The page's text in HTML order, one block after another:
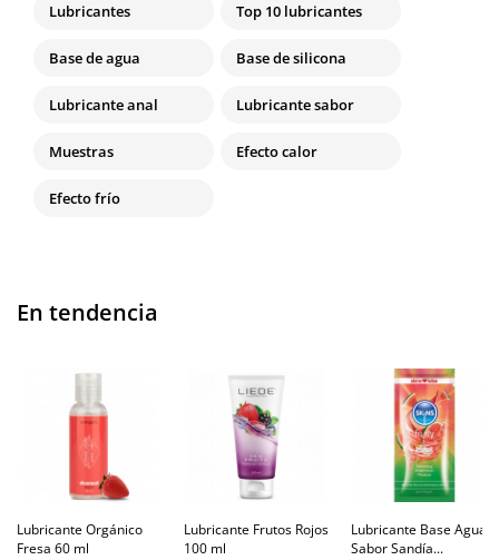
Lubricantes Top 10 lubricantes
Base de agua Base de silicona
Lubricante anal Lubricante sabor
Muestras Efecto calor
Efecto frío
En tendencia
Lubricante Orgánico
Fresa 60 ml
Lubricante Frutos Rojos
100 ml
Lubricante Base Agua
Sabor Sandía...